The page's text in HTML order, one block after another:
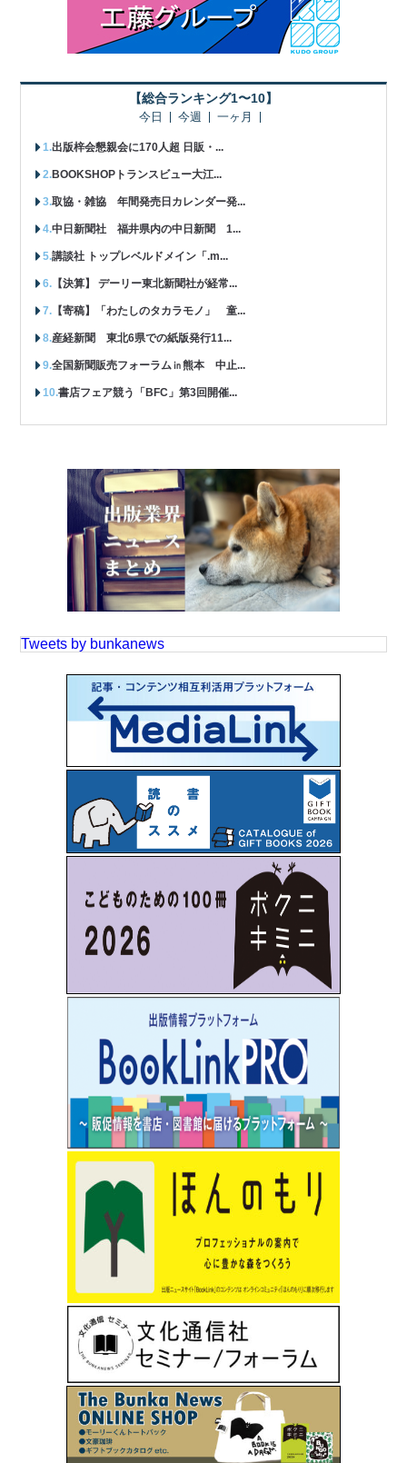
【総合ランキング1〜10】
今日 今週 一ヶ月
出版梓会懇親会に170人超 日販・...
BOOKSHOPトランスビュー大江...
取協・雑協 年間発売日カレンダー発...
中日新聞社 福井県内の中日新聞 1...
講談社 トップレベルドメイン「.m...
【決算】 デーリー東北新聞社が経常...
【寄稿】「わたしのタカラモノ」 童...
産経新聞 東北6県での紙版発行11...
全国新聞販売フォーラム㏌熊本 中止...
書店フェア競う「BFC」第3回開催...
Tweets by bunkanews